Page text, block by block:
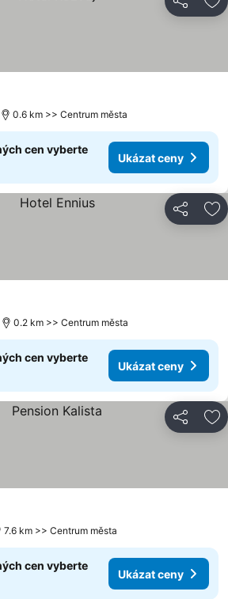
Sdílet
0.6 km >> Centrum města
cen vyberte
Ukázat ceny
Sdílet
0.2 km >> Centrum města
cen vyberte
Ukázat ceny
Sdílet
7.6 km >> Centrum města
cen vyberte
Ukázat ceny